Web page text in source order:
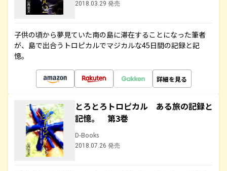
2018.03.29 発売
子供の頃から夢見ていた南の島に滞在することになった筆者
が、島で出合うトロピカルでマジカルな45日間の記録と記
憶。
詳細を見る
とろとろトロピカル ある旅の記録と
記憶。 第3巻
D-Books
2018.07.26 発売